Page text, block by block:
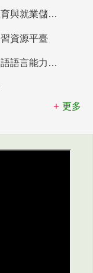
青年教育與就業儲蓄帳戶
資源平臺
臺灣台語語言能力認證網站
更多